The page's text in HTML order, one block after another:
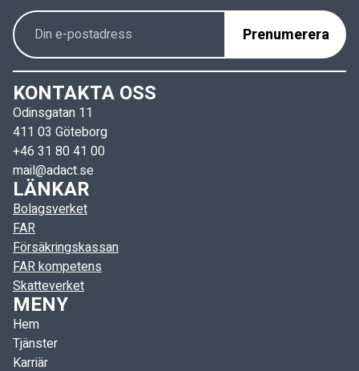
KONTAKTA OSS
Odinsgatan 11
411 03 Göteborg
+46 31 80 41 00
mail@adact.se
LÄNKAR
Bolagsverket
FAR
Försäkringskassan
FAR kompetens
Skatteverket
MENY
Hem
Tjänster
Karriär